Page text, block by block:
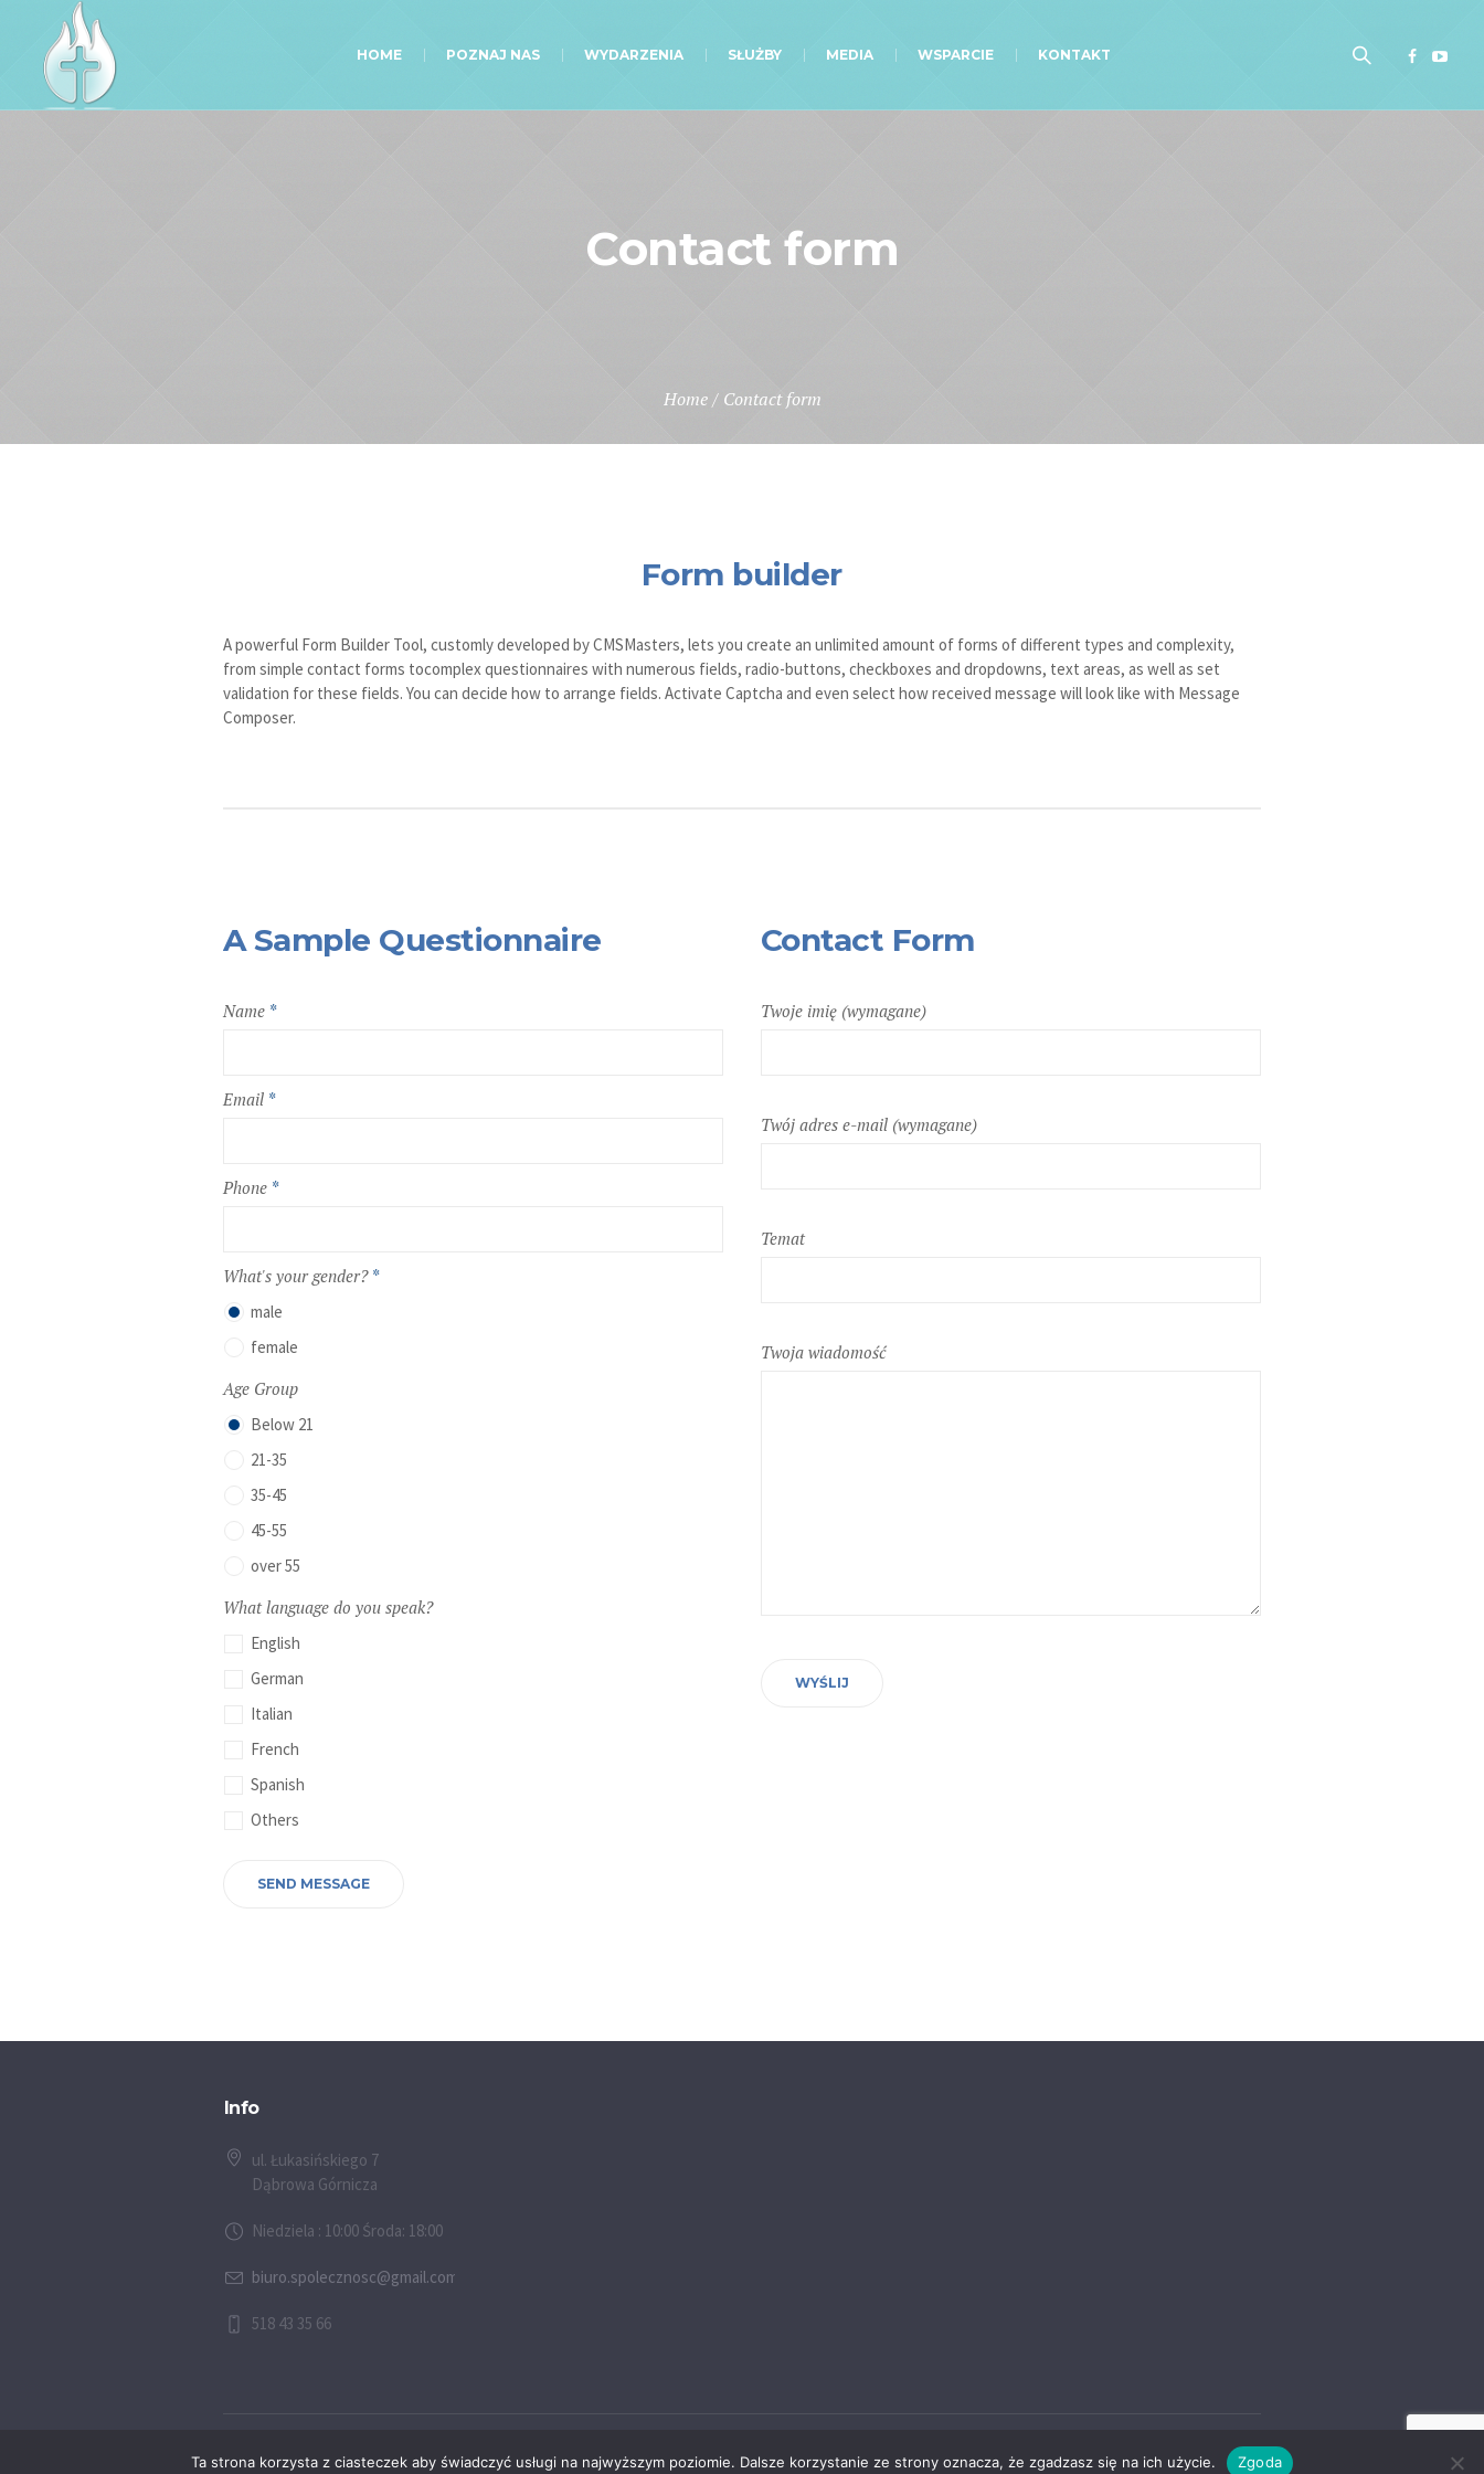
HOME POZNAJ NAS WYDARZENIA SŁUŻBY MEDIA WSPARCIE KONTAKT
Contact form
Home / Contact form
Form builder
A powerful Form Builder Tool, customly developed by CMSMasters, lets you create an unlimited amount of forms of different types and complexity,
from simple contact forms tocomplex questionnaires with numerous fields, radio-buttons, checkboxes and dropdowns, text areas, as well as set
validation for these fields. You can decide how to arrange fields. Activate Captcha and even select how received message will look like with Message
Composer.
A Sample Questionnaire
Name *
Email *
Phone *
What's your gender? *
male
female
Age Group
Below 21
21-35
35-45
45-55
over 55
What language do you speak?
English
German
Italian
French
Spanish
Others
SEND MESSAGE
Contact Form
Twoje imię (wymagane)
Twój adres e-mail (wymagane)
Temat
Twoja wiadomość
Info
ul. Łukasińskiego 7
Dąbrowa Górnicza
Niedziela : 10:00 Środa: 18:00
biuro.spolecznosc@gmail.com
518 43 35 66
© 2026 Społeczność Chrześcijańska w Dąbrowie Górniczej
Ta strona korzysta z ciasteczek aby świadczyć usługi na najwyższym poziomie. Dalsze korzystanie ze strony oznacza, że zgadzasz się na ich użycie. Zgoda